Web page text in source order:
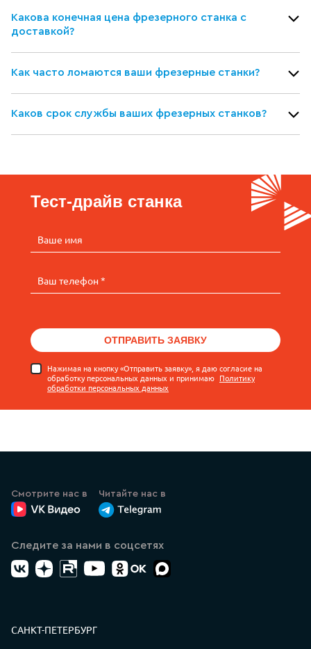
Какова конечная цена фрезерного станка с
доставкой?
Как часто ломаются ваши фрезерные станки?
Каков срок службы ваших фрезерных станков?
Тест-драйв станка
Ваше имя
Ваш телефон *
ОТПРАВИТЬ ЗАЯВКУ
Нажимая на кнопку «Отправить заявку», я даю согласие на
обработку персональных данных и принимаю Политику
обработки персональных данных
Смотрите нас в
ВК Видео
Читайте нас в
Канал Лазеркат в Телеграмме
Следите за нами в соцсетях
ВК ДзенRuTubeYouTubeОдноклассники
Max
Контакты
САНКТ-ПЕТЕРБУРГ